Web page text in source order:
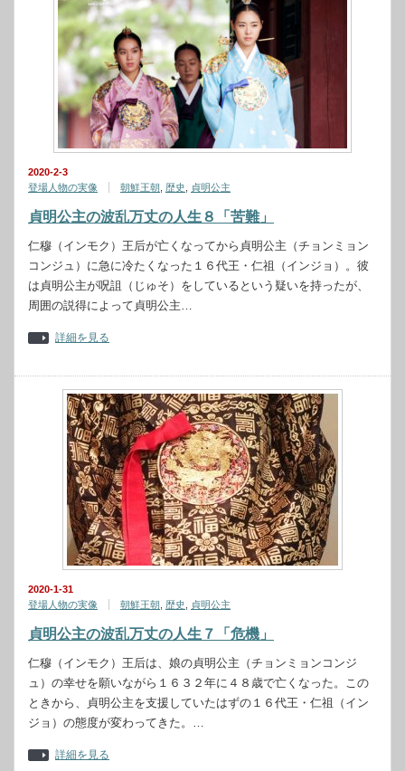
2020-2-3
登場人物の実像
朝鮮王朝 歴史 貞明公主
貞明公主の波乱万丈の人生８「苦難」
仁穆（インモク）王后が亡くなってから貞明公主（チョンミョン
コンジュ）に急に冷たくなった１６代王・仁祖（インジョ）。彼
は貞明公主が呪詛（じゅそ）をしているという疑いを持ったが、
周囲の説得によって貞明公主…
詳細を見る
2020-1-31
登場人物の実像
朝鮮王朝 歴史 貞明公主
貞明公主の波乱万丈の人生７「危機」
仁穆（インモク）王后は、娘の貞明公主（チョンミョンコンジ
ュ）の幸せを願いながら１６３２年に４８歳で亡くなった。この
ときから、貞明公主を支援していたはずの１６代王・仁祖（イン
ジョ）の態度が変わってきた。…
詳細を見る